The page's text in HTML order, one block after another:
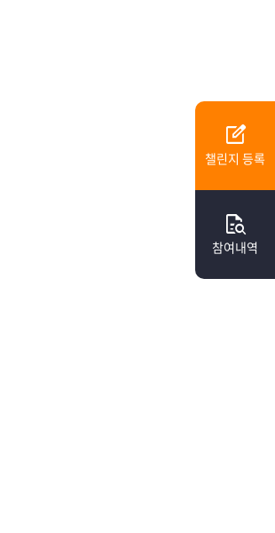
edit_square
챌린지 등록
quick_reference_all
참여내역